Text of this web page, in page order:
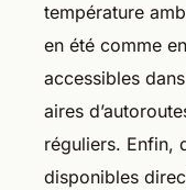
température
en été comme
accessibles
aires
réguliers. Enfin,
disponibles